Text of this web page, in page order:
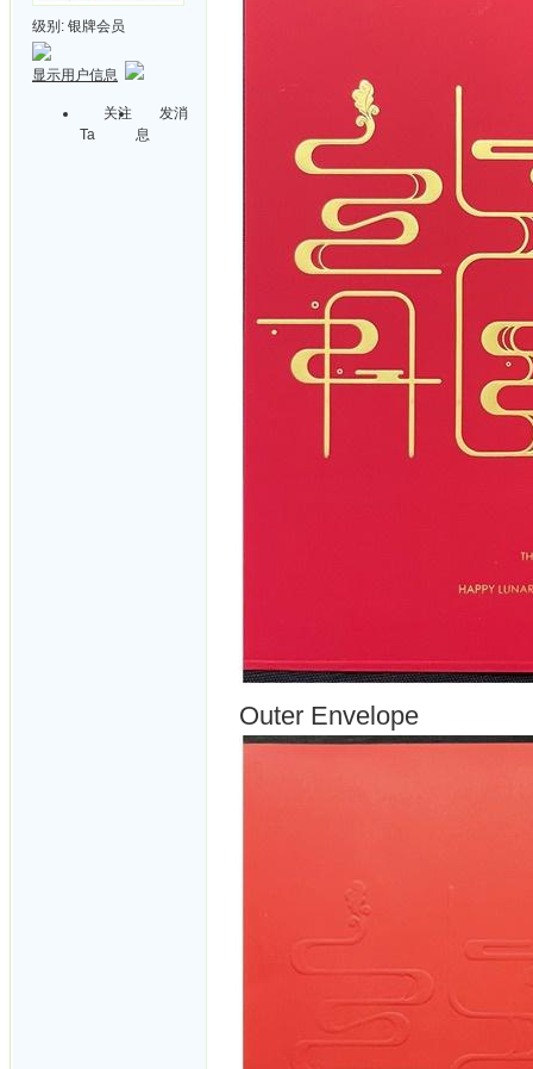
级别: 银牌会员
显示用户信息
关注
Ta
发消
息
Outer Envelope